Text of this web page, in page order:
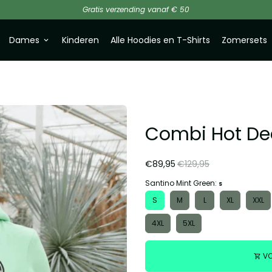
Gratis verzending vanaf € 50
Dames keyboard_arrow_down Kinderen Alle Hoodies en T-Shirts Zomersets
Combi Hot
€89,95 €129,95
Santino Mint Green: S
S M L XL XXL
4XL 5XL
shopping_cart